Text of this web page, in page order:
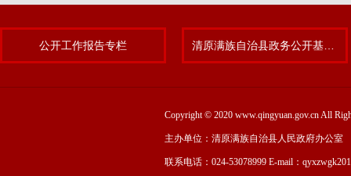
公开工作报告专栏
Copyright © 2020 www.qingyuan.gov.cn All
主办单位：清原满族自治县人民政府办公室
联系电话：024-53078999 E-mail：